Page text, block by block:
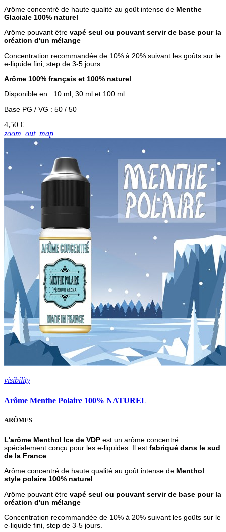
Arôme concentré de haute qualité au goût intense de Menthe
Glaciale 100% naturel
Arôme pouvant être vapé seul ou pouvant servir de base pour la
création d'un mélange
Concentration recommandée de 10% à 20% suivant les goûts sur le
e-liquide fini, step de 3-5 jours.
Arôme 100% français et 100% naturel
Disponible en : 10 ml, 30 ml et 100 ml
Base PG / VG : 50 / 50
4,50 €
zoom_out_map
visibility
Arôme Menthe Polaire 100% NATUREL
ARÔMES
L'arôme Menthol Ice de VDP est un arôme concentré
spécialement conçu pour les e-liquides. Il est fabriqué dans le sud
de la France
Arôme concentré de haute qualité au goût intense de Menthol
style polaire 100% naturel
Arôme pouvant être vapé seul ou pouvant servir de base pour la
création d'un mélange
Concentration recommandée de 10% à 20% suivant les goûts sur le
e-liquide fini, step de 3-5 jours.